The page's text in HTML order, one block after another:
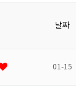
날짜
01-15